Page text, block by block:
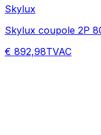
Skylux
Skylux coupole 2P
€ 892,98TVAC